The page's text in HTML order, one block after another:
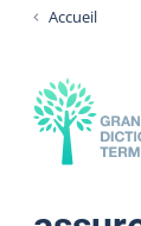
Accueil